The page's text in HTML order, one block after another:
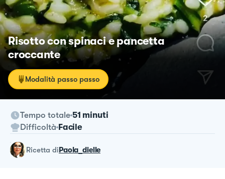
Risotto con spinaci e pancetta
croccante
Modalità passo passo
Tempo totale 51 minuti
Difficoltà Facile
ricetta diPaola_dielle